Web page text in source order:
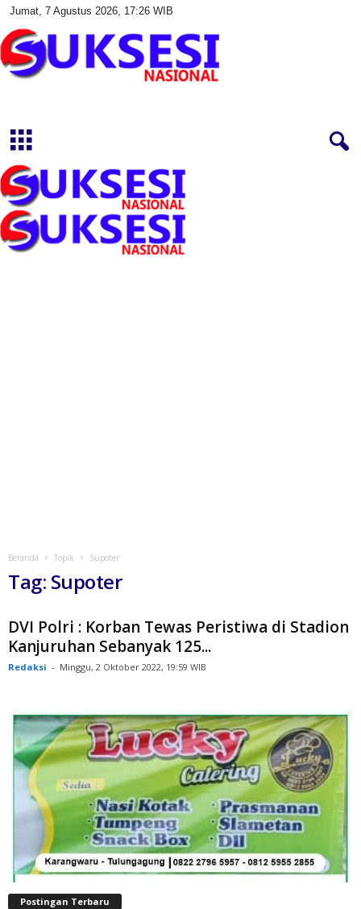
Jumat, 7 Agustus 2026, 17:26 WIB
s
i
a
s
Beranda Topik Supoter
Tag: Supoter
DVI Polri : Korban Tewas Peristiwa di Stadion
Kanjuruhan Sebanyak 125...
Redaksi - Minggu, 2 Oktober 2022, 19:59 WIB
Postingan Terbaru